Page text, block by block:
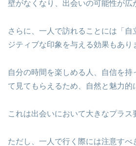
壁がなくなり、出会いの可能性が広
さらに、一人で訪れることには「自
ジティブな印象を与える効果もあり
自分の時間を楽しめる人、自信を持
て見てもらえるため、自然と魅力的
これは出会いにおいて大きなプラス
ただし、一人で行く際には注意すべ